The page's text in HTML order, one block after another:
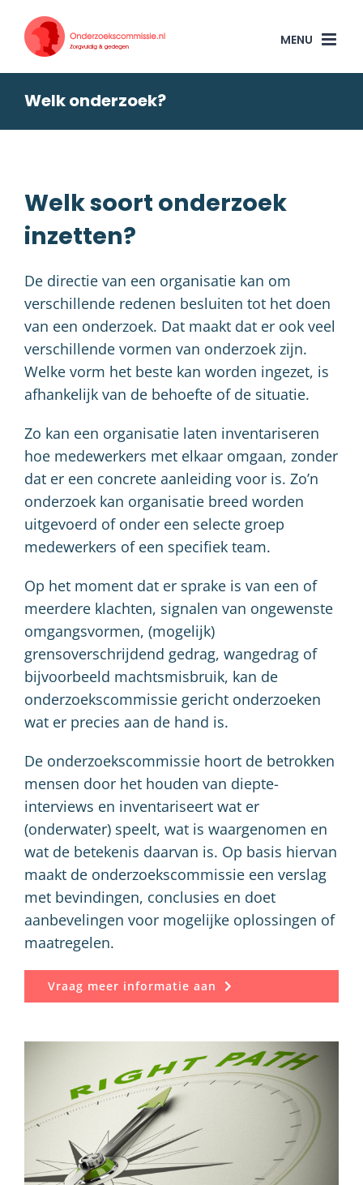
content
Welk onderzoek?
Welk soort onderzoek
inzetten?
De directie van een organisatie kan om
verschillende redenen besluiten tot het doen
van een onderzoek. Dat maakt dat er ook veel
verschillende vormen van onderzoek zijn.
Welke vorm het beste kan worden ingezet, is
afhankelijk van de behoefte of de situatie.
Zo kan een organisatie laten inventariseren
hoe medewerkers met elkaar omgaan, zonder
dat er een concrete aanleiding voor is. Zo’n
onderzoek kan organisatie breed worden
uitgevoerd of onder een selecte groep
medewerkers of een specifiek team.
Op het moment dat er sprake is van een of
meerdere klachten, signalen van ongewenste
omgangsvormen, (mogelijk)
grensoverschrijdend gedrag, wangedrag of
bijvoorbeeld machtsmisbruik, kan de
onderzoekscommissie gericht onderzoeken
wat er precies aan de hand is.
De onderzoekscommissie hoort de betrokken
mensen door het houden van diepte-
interviews en inventariseert wat er
(onderwater) speelt, wat is waargenomen en
wat de betekenis daarvan is. Op basis hiervan
maakt de onderzoekscommissie een verslag
met bevindingen, conclusies en doet
aanbevelingen voor mogelijke oplossingen of
maatregelen.
Vraag meer informatie aan